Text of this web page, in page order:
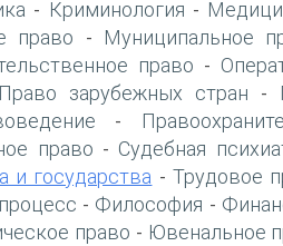
- Криминология -
право - Муниципальное
право -
Право зарубежных стран -
-
право - Судебная
и государства - Трудовое
- Философия -
право - Ювенальное